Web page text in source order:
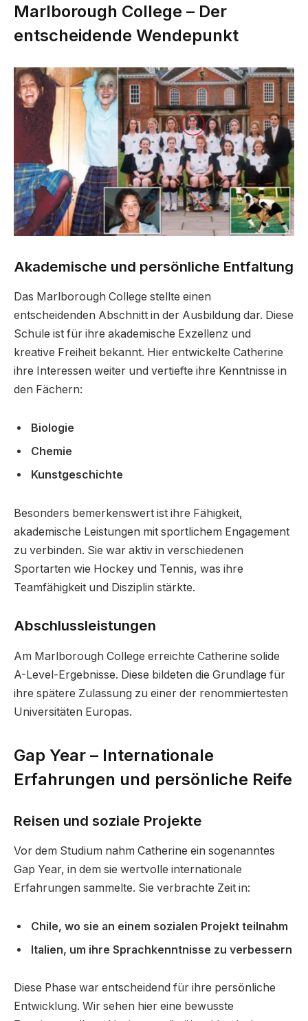
Marlborough College – Der
entscheidende Wendepunkt
Akademische und persönliche Entfaltung
Das Marlborough College stellte einen
entscheidenden Abschnitt in der Ausbildung dar. Diese
Schule ist für ihre akademische Exzellenz und
kreative Freiheit bekannt. Hier entwickelte Catherine
ihre Interessen weiter und vertiefte ihre Kenntnisse in
den Fächern:
Biologie
Chemie
Kunstgeschichte
Besonders bemerkenswert ist ihre Fähigkeit,
akademische Leistungen mit sportlichem Engagement
zu verbinden. Sie war aktiv in verschiedenen
Sportarten wie Hockey und Tennis, was ihre
Teamfähigkeit und Disziplin stärkte.
Abschlussleistungen
Am Marlborough College erreichte Catherine solide
A-Level-Ergebnisse. Diese bildeten die Grundlage für
ihre spätere Zulassung zu einer der renommiertesten
Universitäten Europas.
Gap Year – Internationale
Erfahrungen und persönliche Reife
Reisen und soziale Projekte
Vor dem Studium nahm Catherine ein sogenanntes
Gap Year, in dem sie wertvolle internationale
Erfahrungen sammelte. Sie verbrachte Zeit in:
Chile, wo sie an einem sozialen Projekt teilnahm
Italien, um ihre Sprachkenntnisse zu verbessern
Diese Phase war entscheidend für ihre persönliche
Entwicklung. Wir sehen hier eine bewusste